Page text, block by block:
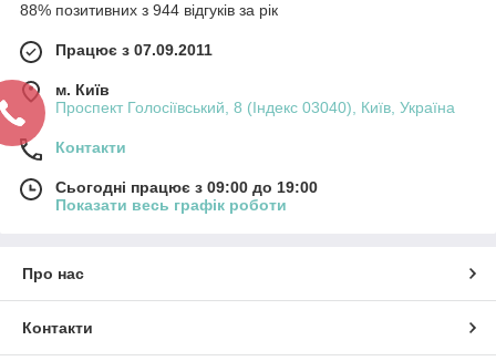
88% позитивних з 944 відгуків за рік
Працює з 07.09.2011
м. Київ
Проспект Голосіївський, 8 (Індекс 03040), Київ, Україна
Контакти
Сьогодні працює з 09:00 до 19:00
Показати весь графік роботи
Про нас
Контакти